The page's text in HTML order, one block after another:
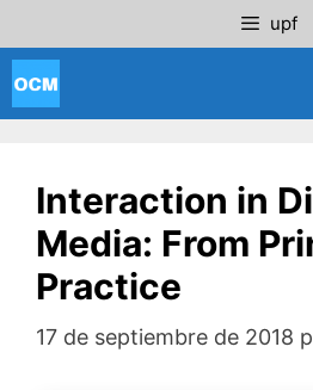
al
contenido
upf
Interaction in
Media: From
Practice
17 de septiembre de 2018